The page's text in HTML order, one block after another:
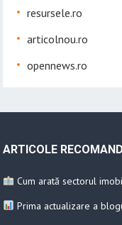
resursele.ro
articolnou.ro
opennews.ro
ARTICOLE
Cum arată sectorul
Prima actualizare a